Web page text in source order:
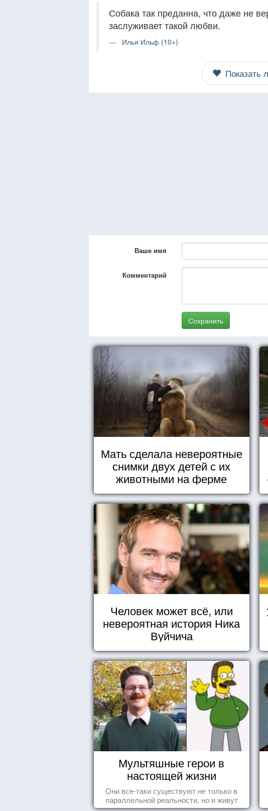
Собака так преданна, что даже не
заслуживает такой любви.
Илья Ильф (10+)
Показать
Ваше имя
Комментарий
Сохранить
Мать сделала невероятные
снимки двух детей с их
животными на ферме
Человек может всё, или
невероятная история Ника
Вуйчича
Мультяшные герои в
настоящей жизни
Они все-таки существуют не только в
параллельной реальности, но и живут
среди нас с вами.